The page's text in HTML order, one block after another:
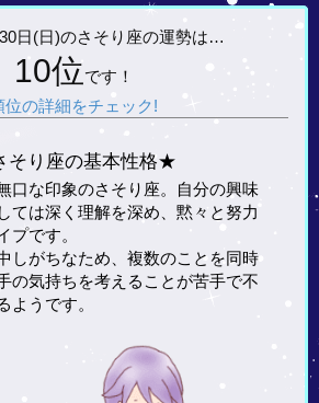
日(日)のさそり座の運勢は…
10位です！
位の詳細をチェック!
り座の基本性格★
口な印象のさそり座。自分の興味
ては深く理解を深め、黙々と努力
プです。
しがちなため、複数のことを同時
の気持ちを考えることが苦手で不
ようです。